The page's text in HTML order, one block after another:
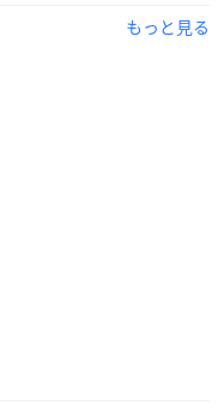
もっと見る